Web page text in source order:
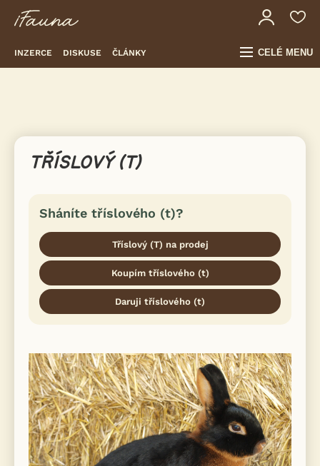
INZERCE DISKUSE ČLÁNKY CELÉ MENU
TŘÍSLOVÝ (T)
Sháníte tříslového (t)?
Tříslový (T) na prodej
Koupím tříslového (t)
Daruji tříslového (t)